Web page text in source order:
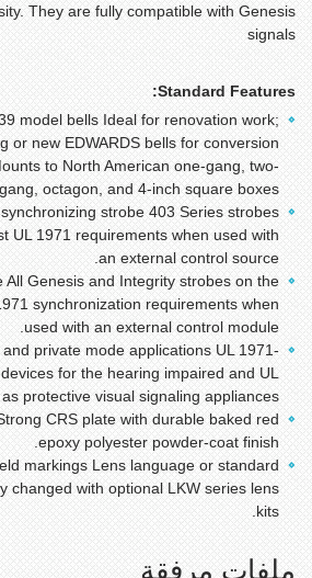
They are fully compatible with Genesis
signals
Standard Features:
model bells Ideal for renovation work;
or new EDWARDS bells for conversion
to North American one-gang, two-
gang, octagon, and 4-inch square boxes.
strobe 403 Series strobes
UL 1971 requirements when used with
an external control source.
All Genesis and Integrity strobes on the
synchronization requirements when
used with an external control module.
private mode applications UL 1971-
for the hearing impaired and UL
protective visual signaling appliances.
CRS plate with durable baked red
epoxy polyester powder-coat finish.
markings Lens language or standard
changed with optional LKW series lens
kits.
ملفات مرفقة